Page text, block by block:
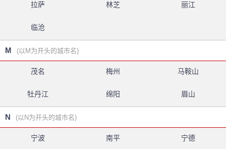
拉萨 林芝 丽江
临沧
M (以M为开头的城市名)
茂名 梅州 马鞍山
牡丹江 绵阳 眉山
N (以N为开头的城市名)
宁波 南平 宁德